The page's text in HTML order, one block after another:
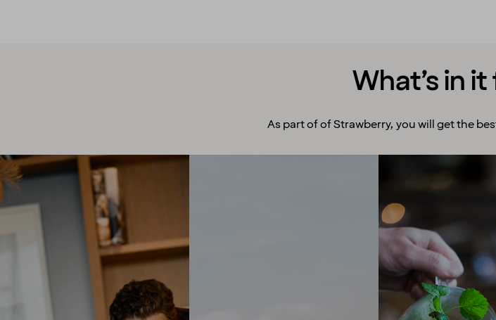
What’s in
As part of of Strawberry, you will get the
A culture to
cherish
Our people always make
guests their top priority! Our
warm and welcoming
Room to
With more than
across the